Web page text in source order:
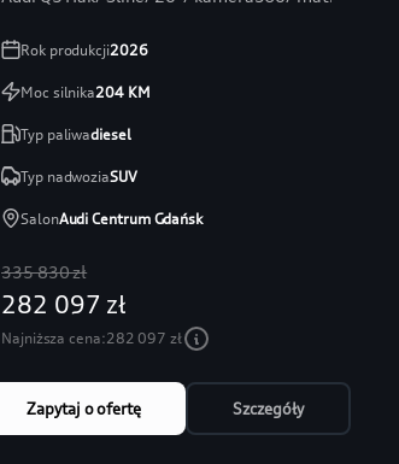
Rok produkcji2026
Moc silnika204KM
Typ paliwadiesel
Typ nadwoziaSUV
SalonAudi Centrum Gdańsk
335 830 zł
282 097 zł
Najniższa cena:282 097 zł
Zapytaj o ofertę Szczegóły